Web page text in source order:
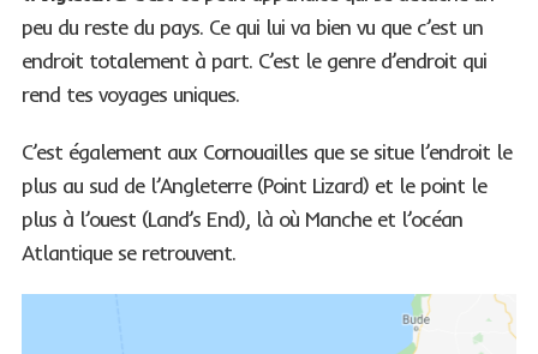
peu du reste du pays. Ce qui lui va bien vu que c’est un
endroit totalement à part. C’est le genre d’endroit qui
rend tes voyages uniques.
C’est également aux Cornouailles que se situe l’endroit le
plus au sud de l’Angleterre (Point Lizard) et le point le
plus à l’ouest (Land’s End), là où Manche et l’océan
Atlantique se retrouvent.